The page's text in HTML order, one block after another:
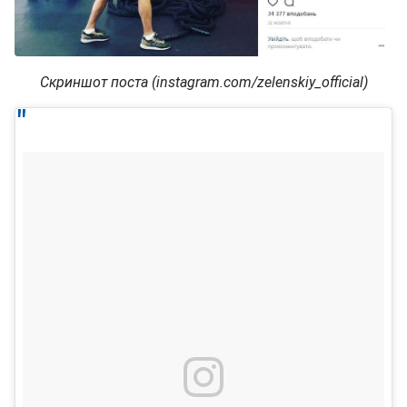
Скриншот поста (instagram.com/zelenskiy_official)